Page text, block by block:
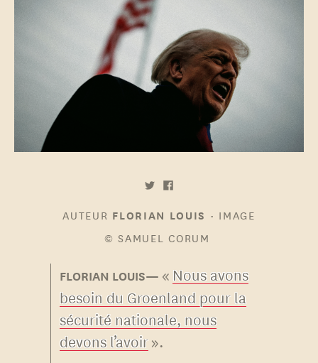
AUTEUR FLORIAN LOUIS • IMAGE
© SAMUEL CORUM
« Nous avons
besoin du Groenland pour la
sécurité nationale, nous
devons l’avoir».